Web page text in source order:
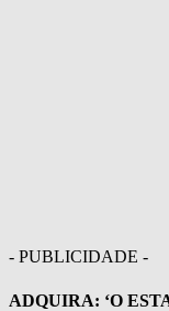
- PUBLICIDADE -
ADQUIRA: ‘O